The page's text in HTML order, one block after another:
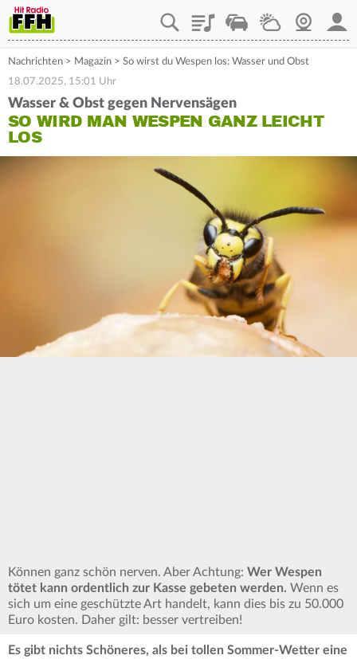
PlaylistStaupilotWetterWebcam
Nachrichten > Magazin > So wirst du Wespen los: Wasser und Obst
18.07.2025, 15:01 Uhr
Wasser & Obst gegen Nervensägen
SO WIRD MAN WESPEN GANZ LEICHT
LOS
Können ganz schön nerven. Aber Achtung: Wer Wespen
tötet kann ordentlich zur Kasse gebeten werden. Wenn es
sich um eine geschützte Art handelt, kann dies bis zu 50.000
Euro kosten. Daher gilt: besser vertreiben!
Es gibt nichts Schöneres, als bei tollen Sommer-Wetter eine